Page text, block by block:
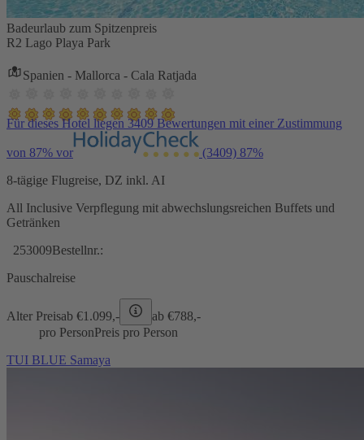
Badeurlaub zum Spitzenpreis
R2 Lago Playa Park
Spanien - Mallorca - Cala Ratjada
Für dieses Hotel liegen 3409 Bewertungen mit einer Zustimmung
von 87% vor (3409) 87%
8-tägige Flugreise, DZ inkl. AI
All Inclusive Verpflegung mit abwechslungsreichen Buffets und
Getränken
253009Bestellnr.:
Pauschalreise
Alter Preisab €1.099,- ab €788,-
pro PersonPreis pro Person
TUI BLUE Samaya